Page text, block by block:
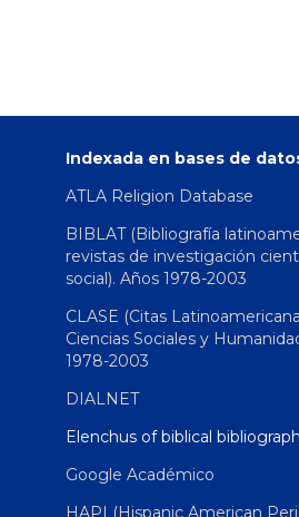
Indexada en bases de
ATLA Religion Database
BIBLAT (Bibliografía
revistas de investigación
social). Años 1978-2003
CLASE (Citas
Ciencias Sociales y
1978-2003
DIALNET
Elenchus of biblical
Google Académico
HAPI (Hispanic American